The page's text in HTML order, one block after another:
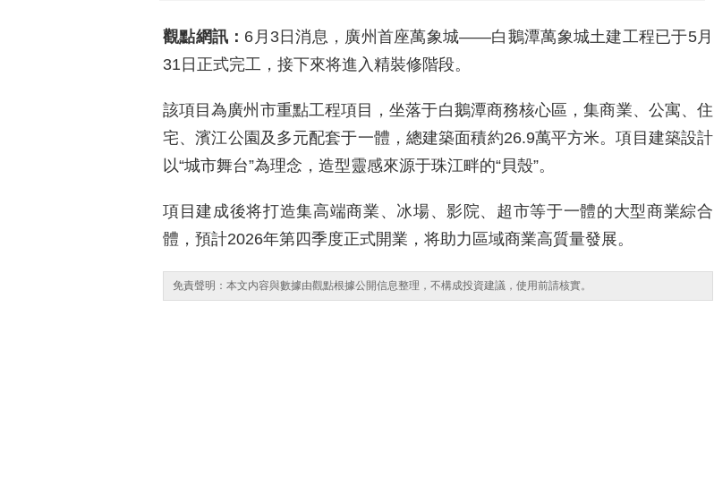
觀點網訊： 6月3日消息，廣州首座萬象城——白鵝潭萬象城土建工程已于5月
31日正式完工，接下來将進入精裝修階段。
該項目為廣州市重點工程項目，坐落于白鵝潭商務核心區，集商業、公寓、住
宅、濱江公園及多元配套于一體，總建築面積約26.9萬平方米。項目建築設計
以“城市舞台”為理念，造型靈感來源于珠江畔的“貝殼”。
項目建成後将打造集高端商業、冰場、影院、超市等于一體的大型商業綜合
體，預計2026年第四季度正式開業，将助力區域商業高質量發展。
免責聲明：本文内容與數據由觀點根據公開信息整理，不構成投資建議，使用前請核實。